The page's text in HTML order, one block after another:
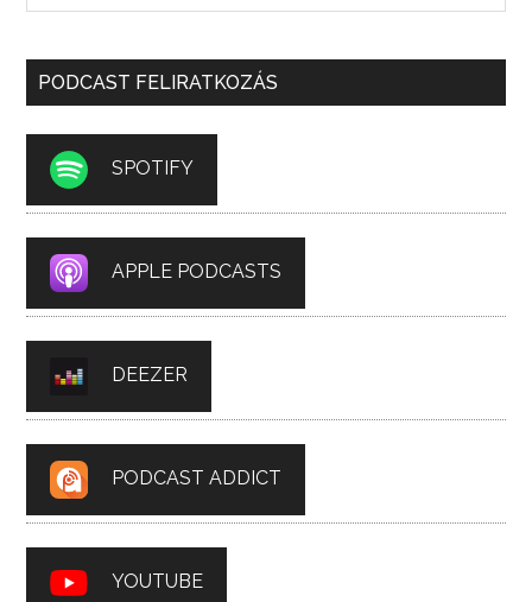
PODCAST FELIRATKOZÁS
SPOTIFY
APPLE PODCASTS
DEEZER
PODCAST ADDICT
YOUTUBE